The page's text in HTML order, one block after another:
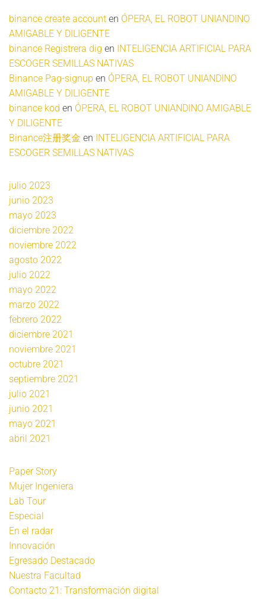
binance create account en ÓPERA, EL ROBOT UNIANDINO
AMIGABLE Y DILIGENTE
binance Registrera dig en INTELIGENCIA ARTIFICIAL PARA
ESCOGER SEMILLAS NATIVAS
Binance Pag-signup en ÓPERA, EL ROBOT UNIANDINO
AMIGABLE Y DILIGENTE
binance kod en ÓPERA, EL ROBOT UNIANDINO AMIGABLE
Y DILIGENTE
Binance注册奖金 en INTELIGENCIA ARTIFICIAL PARA
ESCOGER SEMILLAS NATIVAS
julio 2023
junio 2023
mayo 2023
diciembre 2022
noviembre 2022
agosto 2022
julio 2022
mayo 2022
marzo 2022
febrero 2022
diciembre 2021
noviembre 2021
octubre 2021
septiembre 2021
julio 2021
junio 2021
mayo 2021
abril 2021
Paper Story
Mujer Ingeniera
Lab Tour
Especial
En el radar
Innovación
Egresado Destacado
Nuestra Facultad
Contacto 21: Transformación digital